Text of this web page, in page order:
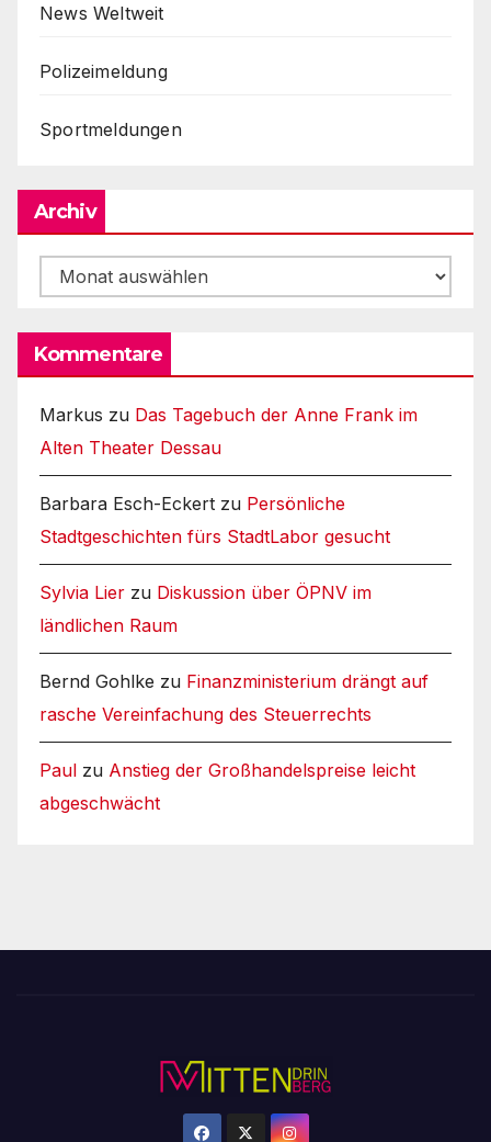
News Weltweit
Polizeimeldung
Sportmeldungen
Archiv
Archiv
Kommentare
Markus zu Das Tagebuch der Anne Frank im
Alten Theater Dessau
Barbara Esch-Eckert zu Persönliche
Stadtgeschichten fürs StadtLabor gesucht
Sylvia Lier zu Diskussion über ÖPNV im
ländlichen Raum
Bernd Gohlke zu Finanzministerium drängt auf
rasche Vereinfachung des Steuerrechts
Paul zu Anstieg der Großhandelspreise leicht
abgeschwächt